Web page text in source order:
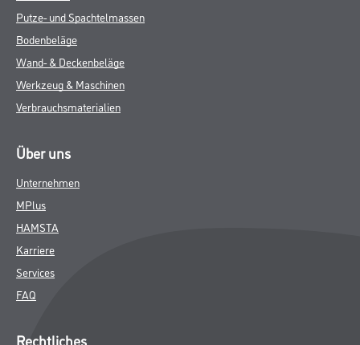
Putze- und Spachtelmassen
Bodenbeläge
Wand- & Deckenbeläge
Werkzeug & Maschinen
Verbrauchsmaterialien
Über uns
Unternehmen
MPlus
HAMSTA
Karriere
Services
FAQ
Rechtliches